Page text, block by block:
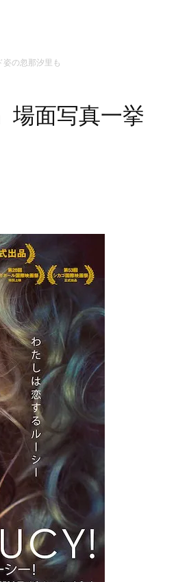
の忽那汐里も
場面写真一挙